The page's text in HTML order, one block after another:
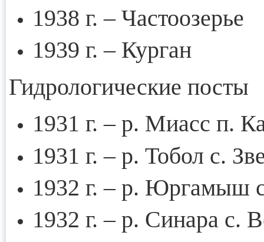
1938 г. – Частоозерье
1939 г. – Курган
Гидрологические посты
1931 г. – р. Миасс п.
1931 г. – р. Тобол с.
1932 г. – р. Юргамыш
1932 г. – р. Синара с.